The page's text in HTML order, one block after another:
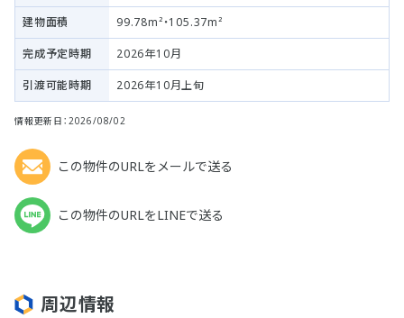
建物面積 99.78m²・105.37m²
完成予定時期 2026年10月
引渡可能時期 2026年10月上旬
情報更新日：2026/08/02
この物件のURLをメールで送る
この物件のURLをLINEで送る
周辺情報